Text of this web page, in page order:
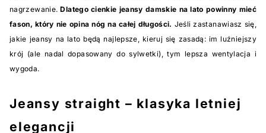
nagrzewanie.Dlatego cienkie jeansy damskie na lato powinny mieć
fason, który nie opina nóg na całej długości. Jeśli zastanawiasz się,
jakie jeansy na lato będą najlepsze, kieruj się zasadą: im luźniejszy
krój (ale nadal dopasowany do sylwetki), tym lepsza wentylacja i
wygoda.
Jeansy straight – klasyka letniej
elegancji